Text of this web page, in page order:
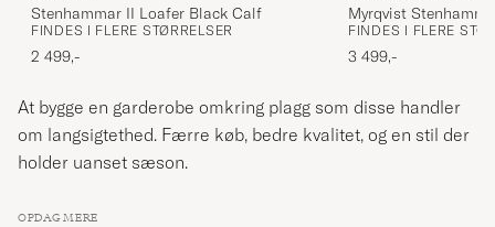
Stenhammar II Loafer Black Calf
FINDES I FLERE STØRRELSER
2 499,-
Myrqvist
Black Grained Calf
FINDES I FLERE
3 499,-
At bygge en garderobe omkring plagg som disse handler
om langsigtethed. Færre køb, bedre kvalitet, og en stil der
holder uanset sæson.
OPDAG MERE